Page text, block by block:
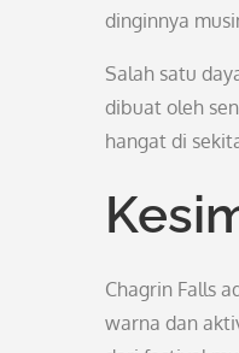
dinginnya
Salah satu
dibuat oleh
hangat di
Chagrin Falls
warna dan